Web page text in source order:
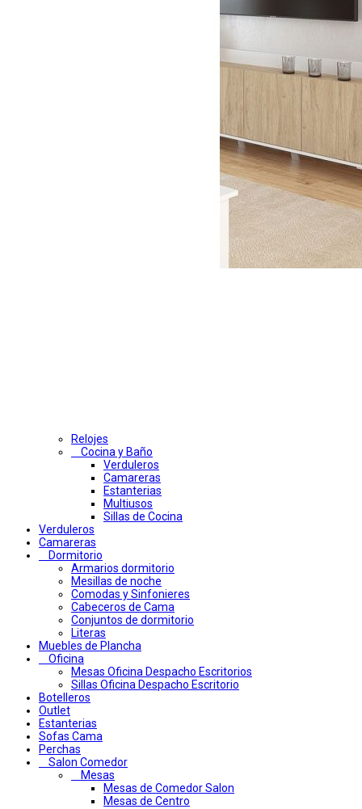
Relojes
Cocina y Baño
Verduleros
Camareras
Estanterias
Multiusos
Sillas de Cocina
Verduleros
Camareras
Dormitorio
Armarios dormitorio
Mesillas de noche
Comodas y Sinfonieres
Cabeceros de Cama
Conjuntos de dormitorio
Literas
Muebles de Plancha
Oficina
Mesas Oficina Despacho Escritorios
Sillas Oficina Despacho Escritorio
Botelleros
Outlet
Estanterias
Sofas Cama
Perchas
Salon Comedor
Mesas
Mesas de Comedor Salon
Mesas de Centro